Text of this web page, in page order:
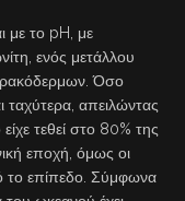
με το pH, με
ενός μετάλλου
Όσο
ταχύτερα, απειλώντας
τεθεί στο 80% της
εποχή, όμως οι
το επίπεδο. Σύμφωνα